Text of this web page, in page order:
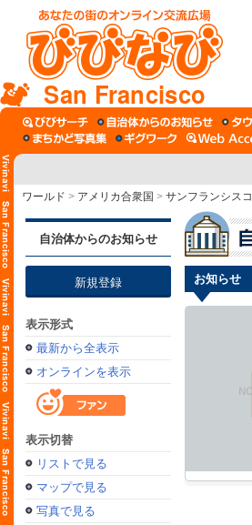
San Francisco
ワールド > アメリカ合衆国 > サンフランシスコ
自治体からのお知らせ
新規登録
表示形式
最新から全表示
オンラインを表示
表示切替
リストで見る
マップで見る
写真で見る
お知らせ